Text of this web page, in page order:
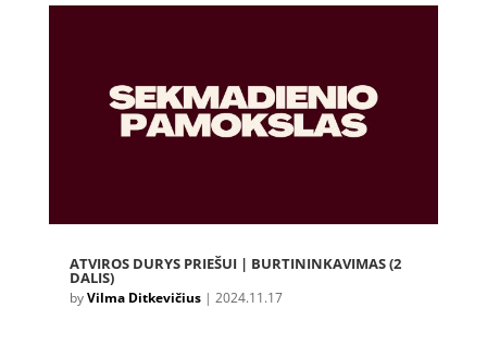
ATVIROS DURYS PRIEŠUI | BURTININKAVIMAS (2
DALIS)
byVilma Ditkevičius| 2024.11.17